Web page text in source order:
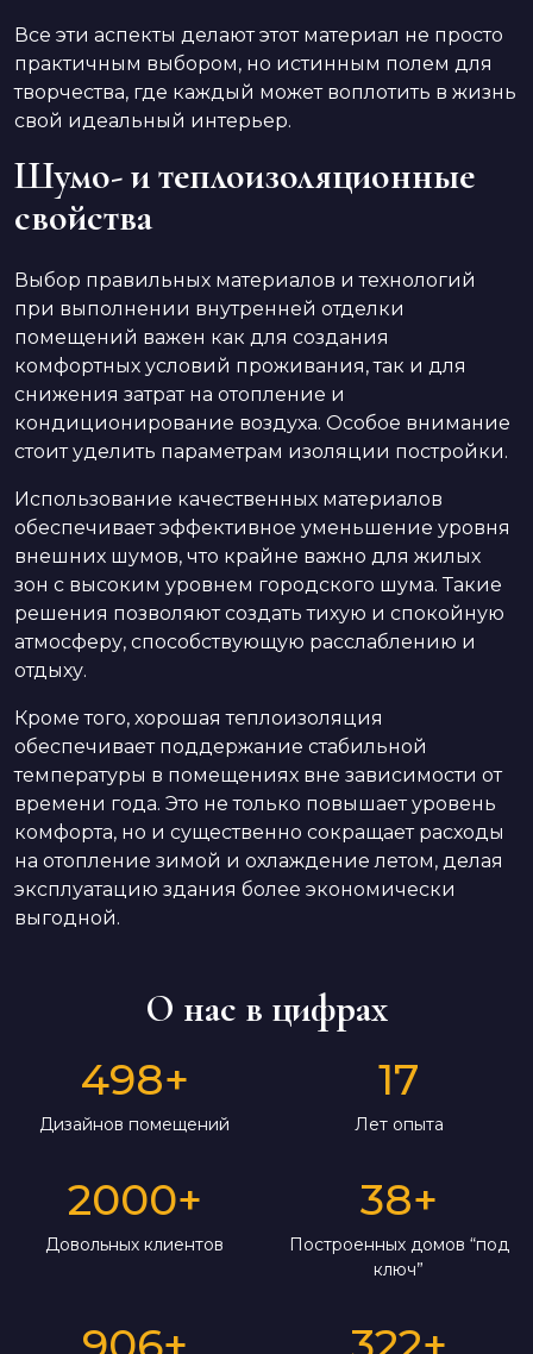
Все эти аспекты делают этот материал не просто
практичным выбором, но истинным полем для
творчества, где каждый может воплотить в жизнь
свой идеальный интерьер.
Шумо- и теплоизоляционные
свойства
Выбор правильных материалов и технологий
при выполнении внутренней отделки
помещений важен как для создания
комфортных условий проживания, так и для
снижения затрат на отопление и
кондиционирование воздуха. Особое внимание
стоит уделить параметрам изоляции постройки.
Использование качественных материалов
обеспечивает эффективное уменьшение уровня
внешних шумов, что крайне важно для жилых
зон с высоким уровнем городского шума. Такие
решения позволяют создать тихую и спокойную
атмосферу, способствующую расслаблению и
отдыху.
Кроме того, хорошая теплоизоляция
обеспечивает поддержание стабильной
температуры в помещениях вне зависимости от
времени года. Это не только повышает уровень
комфорта, но и существенно сокращает расходы
на отопление зимой и охлаждение летом, делая
эксплуатацию здания более экономически
выгодной.
О нас в цифрах
498+
Дизайнов помещений
17
Лет опыта
2000+
Довольных клиентов
38+
Построенных домов “под
ключ”